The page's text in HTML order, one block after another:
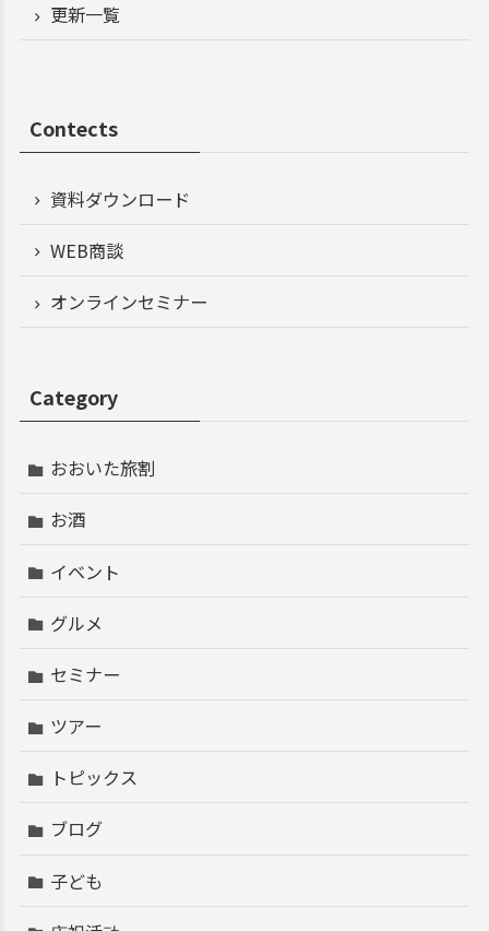
更新一覧
Contects
資料ダウンロード
WEB商談
オンラインセミナー
Category
おおいた旅割
お酒
イベント
グルメ
セミナー
ツアー
トピックス
ブログ
子ども